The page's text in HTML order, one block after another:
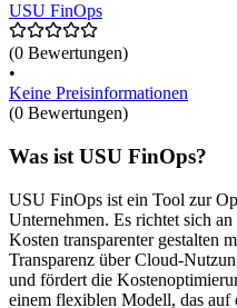
USU FinOps
(0 Bewertungen)
•
Keine Preisinformationen
(0 Bewertungen)
Was ist USU FinOps?
USU FinOps ist ein Tool zur
Unternehmen. Es richtet sich
Kosten transparenter gestalten
Transparenz über Cloud-
und fördert die
einem flexiblen Modell, das auf